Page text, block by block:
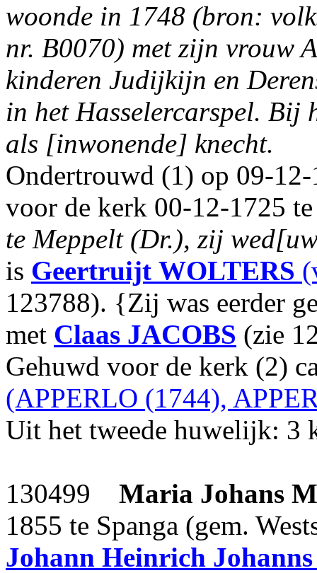
woonde in 1748 (bron:
nr. B0070) met zijn vrouw
kinderen Judijkijn en
in het Hasselercarspel. Bij
als [inwonende] knecht.
Ondertrouwd (1) op 09-
voor de kerk 00-12-1725
te Meppelt (Dr.), zij
is Geertruijt WOLTERS
123788). {Zij was eerder
met Claas JACOBS (zie
Gehuwd voor de kerk (2)
(APPERLO (1744),
Uit het tweede huwelijk: 3
130499 Maria Johans
1855 te Spanga (gem.
Johann Heinrich Johanns